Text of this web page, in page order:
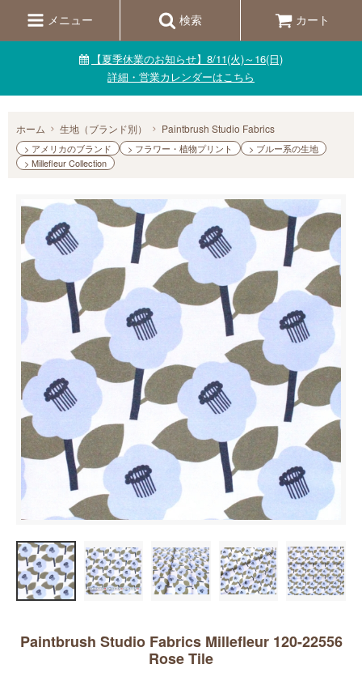
メニュー 検索 カート
【夏季休業のお知らせ】8/11(火)～16(日)
詳細・営業カレンダーはこちら
ホーム 生地（ブランド別） Paintbrush Studio Fabrics
> アメリカのブランド > フラワー・植物プリント
> ブルー系の生地
> Millefleur Collection
Paintbrush Studio Fabrics Millefleur 120-22556
Rose Tile